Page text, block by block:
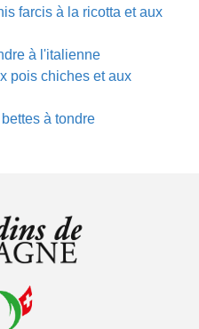
farcis à la ricotta et aux
à l'italienne
pois chiches et aux
à tondre